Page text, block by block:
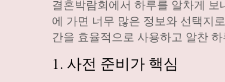
결혼박람회에서 하루를 알차게
에 가면 너무 많은 정보와 선택지
간을 효율적으로 사용하고 알찬
1. 사전 준비가 핵심